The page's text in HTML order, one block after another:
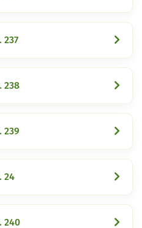
237
238
239
24
240